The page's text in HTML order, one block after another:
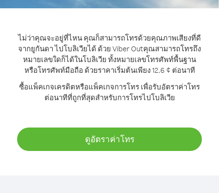
ไม่ว่าคุณจะอยู่ที่ไหน คุณก็สามารถโทรด้วยคุณภาพเสียงที่ดี
จากยูกันดา ไปโบลิเวียได้ ด้วย Viber Outคุณสามารถโทรถึง
หมายเลขใดก็ได้ในโบลิเวีย ทั้งหมายเลขโทรศัพท์พื้นฐาน
หรือโทรศัพท์มือถือ ด้วยราคาเริ่มต้นเพียง 12.6 ¢ ต่อนาที
ซื้อแพ็คเกจเครดิตหรือแพ็คเกจการโทร เพื่อรับอัตราค่าโทร
ต่อนาทีที่ถูกที่สุดสำหรับการโทรไปโบลิเวีย
ดูอัตราค่าโทร